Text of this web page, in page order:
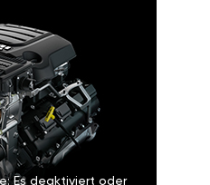
Es deaktiviert oder